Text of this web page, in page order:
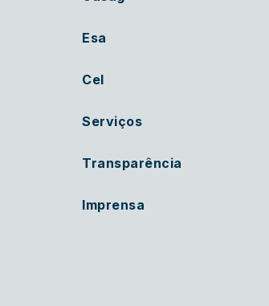
Esa
Cel
Serviços
Transparência
Imprensa